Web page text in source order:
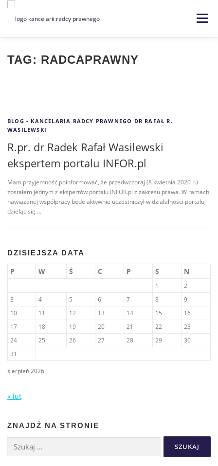
Menu
Strona główna Kancelaria
Blog
TAG: RADCAPRAWNY
BLOG - KANCELARIA RADCY PRAWNEGO DR RAFAŁ R.
WASILEWSKI
R.pr. dr Radek Rafał Wasilewski
ekspertem portalu INFOR.pl
Mam przyjemność poinformować, że przedwczoraj (8 kwietnia 2020 r.)
zostałem jednym z ekspertów portalu INFOR.pl z zakresu prawa. W ramach
nawiązanej współpracy będę aktywnie uczestniczył w działalności portalu,
dzieląc się …
DZISIEJSZA DATA
sierpień 2026
P W Ś C P S N
1
2
3
4 5 6 7 8
9
10
11 12 13 14 15
16
17
18 19 20 21 22
23
24
25 26 27 28 29
30
31
« lut
ZNAJDŹ NA STRONIE